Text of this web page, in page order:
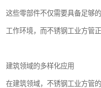
这些零部件不仅需要具备足够
工作环境，而不锈钢工业方管
建筑领域的多样化应用
在建筑领域，不锈钢工业方管